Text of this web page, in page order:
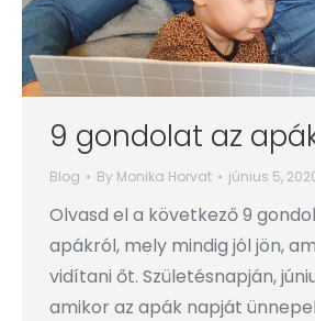
9 gondolat az
Blog By Monika Horvat június 5,
Olvasd el a következő 9
apákról, mely mindig jól jön,
vidítani őt. Születésnapján,
amikor az apák napját